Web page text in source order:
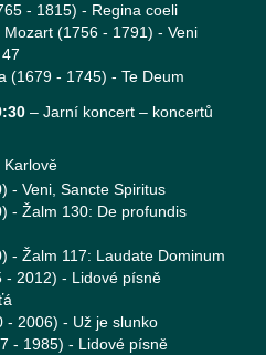
- 1815) - Regina coeli
(1756 - 1791) - Veni
(1679 - 1745) - Te Deum
– Jarní koncert – koncertů
Karlově
- Veni, Sancte Spiritus
- Žalm 130: De profundis
- Žalm 117: Laudate Dominum
- 2012) - Lidové písně
- 2006) - Už je slunko
- 1985) - Lidové písně